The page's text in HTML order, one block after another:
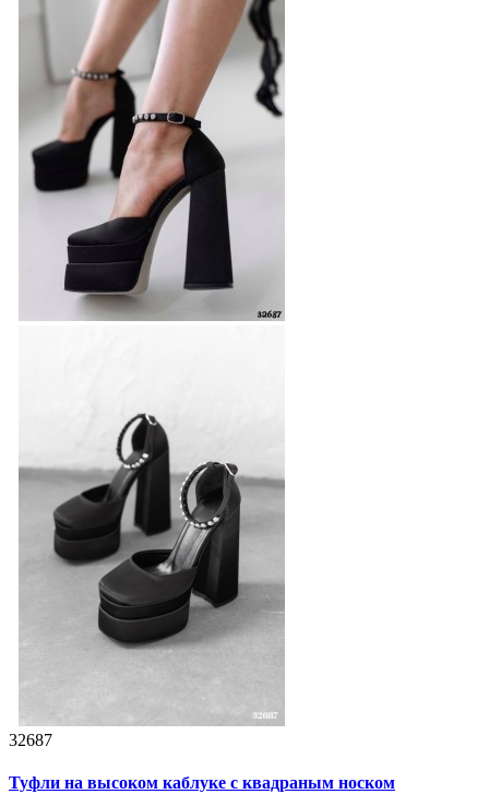
32687
Туфли на высоком каблуке с квадраным носком